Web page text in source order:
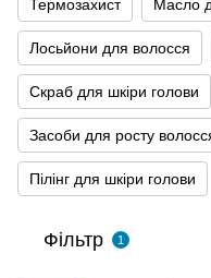
Термозахист Масло
Лосьйони для волосся
Скраб для шкіри голови
Засоби для росту
Пілінг для шкіри голови
Фільтр 1